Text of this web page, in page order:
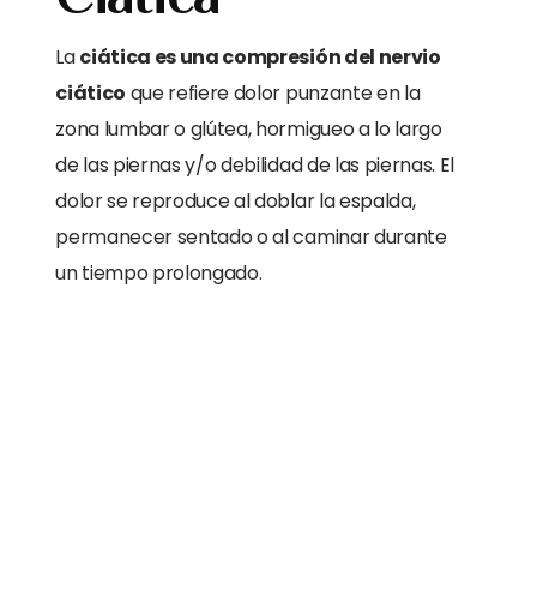
Laciática es una compresión del nervio
ciático que refiere dolor punzante en la
zona lumbar o glútea, hormigueo a lo largo
de las piernas y/o debilidad de las piernas. El
dolor se reproduce al doblar la espalda,
permanecer sentado o al caminar durante
un tiempo prolongado.